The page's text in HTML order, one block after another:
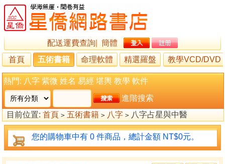
配送運費查詢
簡體
首頁
五術書籍 命理軟體 精選羅盤 教學VCD/DVD
熱門: 八字 紫微 姓名 易經 堪輿 教學 軟件
進階搜索
目前位置: 首頁 > 五術書籍 > 八字 > 八字占星與中醫
您的購物車中有 0 件商品，總計金額 NT$0元。